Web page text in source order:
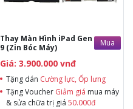
Thay Màn Hình iPad Gen
9 (Zin Bóc Máy)
Mua
Giá: 3.900.000 vnđ
Tặng dán Cường lực, Ốp lưng
Tặng Voucher Giảm giá mua máy
& sửa chữa trị giá 50.000đ
& sửa chữa trị giá 50.000đ